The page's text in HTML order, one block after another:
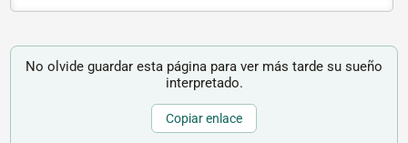
No olvide guardar esta página para ver más tarde su sueño
interpretado.
Copiar enlace